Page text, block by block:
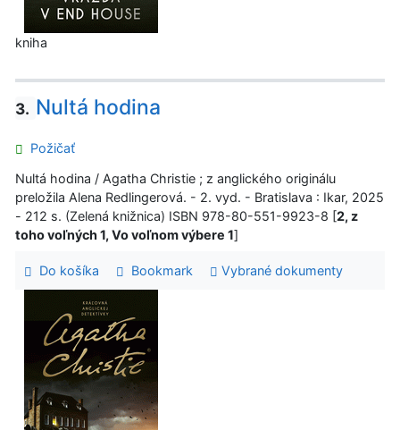
kniha
3. Nultá hodina
Požičať
Nultá hodina / Agatha Christie ; z anglického originálu
preložila Alena Redlingerová. - 2. vyd. - Bratislava : Ikar, 2025
- 212 s. (Zelená knižnica) ISBN 978-80-551-9923-8 [2, z
toho voľných 1, Vo voľnom výbere 1]
Do košíka Bookmark Vybrané dokumenty